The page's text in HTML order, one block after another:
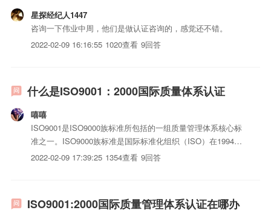
星探经纪人1447
咨询一下伟业中周，他们是做认证咨询的，感觉还不错。
2022-02-09 16:16:55 1020查看 9回答
什么是ISO9001：2000国际质量体系认证
嘻嘻
ISO9001是ISO9000族标准所包括的一组质量管理体系核心标
准之一。ISO9000族标准是国际标准化组织（ISO）在1994年
提出的概念，是指“由ISO/Tc176（国际标准化组织质量管理和
2022-02-09 17:39:25 1354查看 9回答
ISO9001:2000国际质量管理体系认证在哪办